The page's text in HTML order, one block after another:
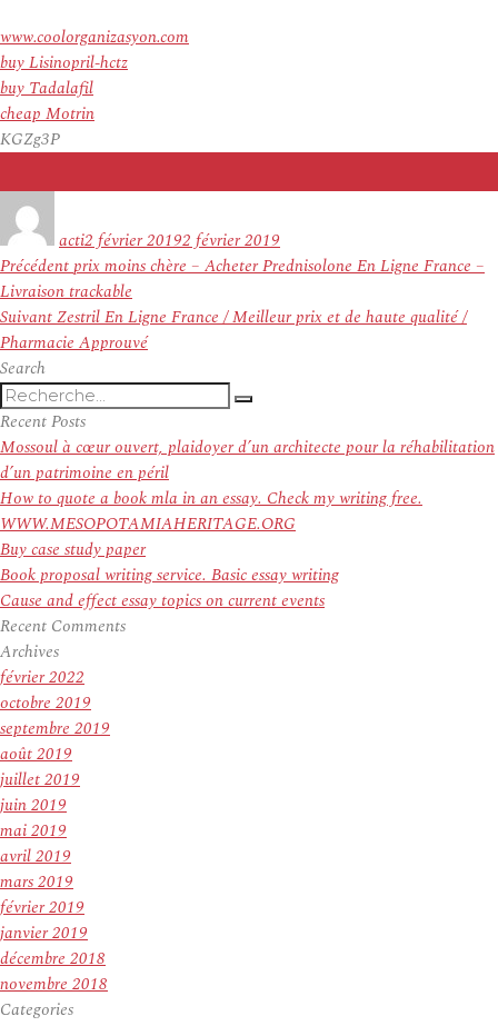
www.coolorganizasyon.com
buy Lisinopril-hctz
buy Tadalafil
cheap Motrin
KGZg3P
actile
2 février 20192 février 2019
Navigation
de
l’article
PrécédentArticle
précédent :
prix moins chère – Acheter Prednisolone En Ligne France –
Livraison trackable
SuivantArticle
suivant :
Zestril En Ligne France / Meilleur prix et de haute qualité /
Pharmacie Approuvé
Search
Recherche
pour
:
Recherche
Recent Posts
Mossoul à cœur ouvert, plaidoyer d’un architecte pour la réhabilitation
d’un patrimoine en péril
How to quote a book mla in an essay. Check my writing free.
WWW.MESOPOTAMIAHERITAGE.ORG
Buy case study paper
Book proposal writing service. Basic essay writing
Cause and effect essay topics on current events
Recent Comments
Archives
février 2022
octobre 2019
septembre 2019
août 2019
juillet 2019
juin 2019
mai 2019
avril 2019
mars 2019
février 2019
janvier 2019
décembre 2018
novembre 2018
Categories